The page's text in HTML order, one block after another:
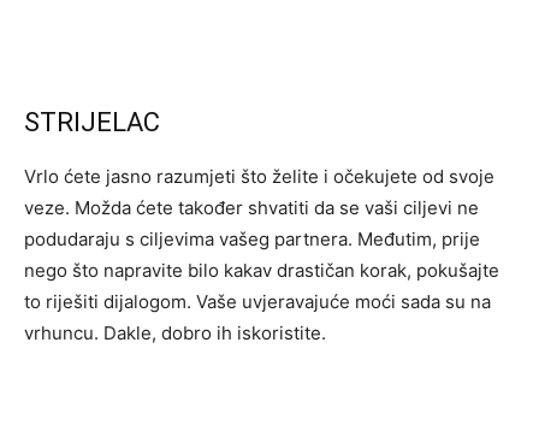
STRIJELAC
Vrlo ćete jasno razumjeti što želite i očekujete od svoje
veze. Možda ćete također shvatiti da se vaši ciljevi ne
podudaraju s ciljevima vašeg partnera. Međutim, prije
nego što napravite bilo kakav drastičan korak, pokušajte
to riješiti dijalogom. Vaše uvjeravajuće moći sada su na
vrhuncu. Dakle, dobro ih iskoristite.